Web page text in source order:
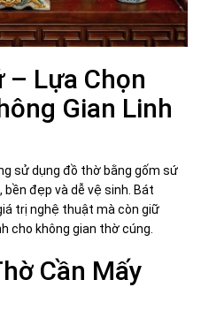
– Lựa Chọn
Gian Linh
sử dụng đồ thờ bằng gốm sứ
đẹp và dễ vệ sinh. Bát
trị nghệ thuật mà còn giữ
cho không gian thờ cúng.
Cần Mấy